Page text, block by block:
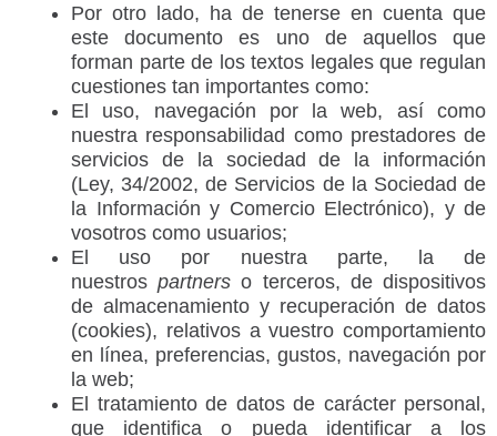
Por otro lado, ha de tenerse en cuenta que
este documento es uno de aquellos que
forman parte de los textos legales que regulan
cuestiones tan importantes como:
El uso, navegación por la web, así como
nuestra responsabilidad como prestadores de
servicios de la sociedad de la información
(Ley, 34/2002, de Servicios de la Sociedad de
la Información y Comercio Electrónico), y de
vosotros como usuarios;
El uso por nuestra parte, la de
nuestrospartners o terceros, de dispositivos
de almacenamiento y recuperación de datos
(cookies), relativos a vuestro comportamiento
en línea, preferencias, gustos, navegación por
la web;
El tratamiento de datos de carácter personal,
que identifica o pueda identificar a los